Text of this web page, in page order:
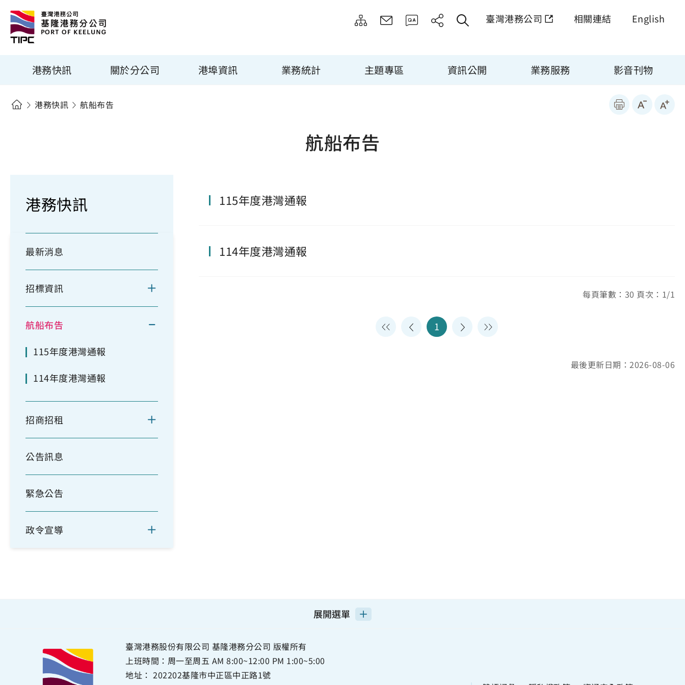
臺灣港務公司 相關連結 English
港務快訊 關於分公司 港埠資訊 業務統計 主題專區 資訊公開 業務服務 影音刊物
港務快訊 航船布告
航船布告
港務快訊
最新消息
招標資訊
航船布告
115年度港灣通報
114年度港灣通報
招商招租
公告訊息
緊急公告
政令宣導
115年度港灣通報
114年度港灣通報
每頁筆數：30 頁次：1/1
1
最後更新日期：2026-08-06
展開選單
臺灣港務股份有限公司 基隆港務分公司 版權所有
上班時間：周一至周五 AM 8:00~12:00 PM 1:00~5:00
地址： 202202基隆市中正區中正路1號